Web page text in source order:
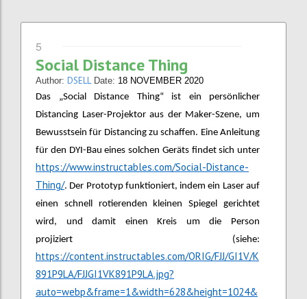
5
Social Distance Thing
Author: DSELL Date: 18 NOVEMBER 2020
Das „Social Distance Thing“ ist ein persönlicher
Distancing Laser-Projektor aus der Maker-Szene, um
Bewusstsein für Distancing zu schaffen. Eine Anleitung
für den DYI-Bau eines solchen Geräts findet sich unter
https://www.instructables.com/Social-Distance-
Thing/. Der Prototyp funktioniert, indem ein Laser auf
einen schnell rotierenden kleinen Spiegel gerichtet
wird, und damit einen Kreis um die Person
projiziert (siehe:
https://content.instructables.com/ORIG/FJJ/GI1V/K
891P9LA/FJJGI1VK891P9LA.jpg?
auto=webp&frame=1&width=628&height=1024&